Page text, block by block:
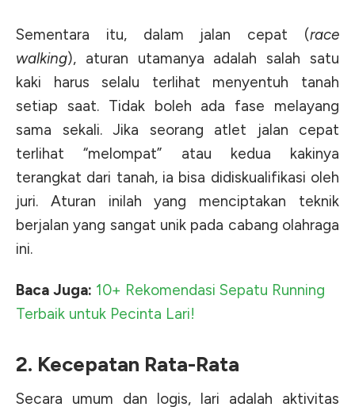
Sementara itu, dalam jalan cepat (race
walking), aturan utamanya adalahsalah satu
kaki harus selalu terlihat menyentuh tanah
setiap saat. Tidak boleh ada fase melayang
sama sekali. Jika seorang atlet jalan cepat
terlihat “melompat” atau kedua kakinya
terangkat dari tanah, ia bisa didiskualifikasi oleh
juri. Aturan inilah yang menciptakan teknik
berjalan yang sangat unik pada cabang olahraga
ini.
Baca Juga: 10+ Rekomendasi Sepatu Running
Terbaik untuk Pecinta Lari!
2. Kecepatan Rata-Rata
Secara umum dan logis, lari adalah aktivitas